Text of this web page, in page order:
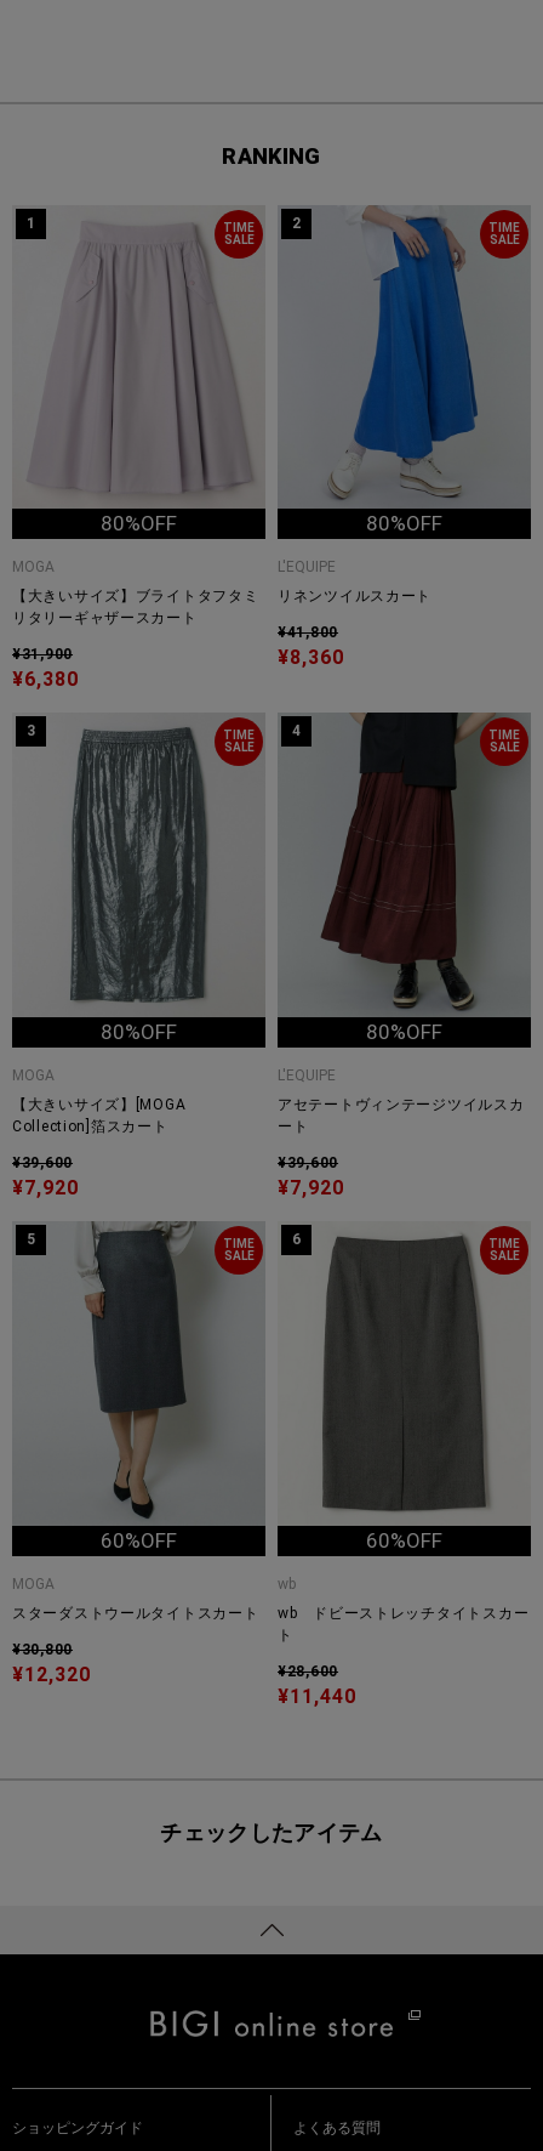
RANKING
TIME
SALE
1
80%OFF
MOGA
【大きいサイズ】ブライトタフタミ
リタリーギャザースカート
¥31,900
¥6,380
TIME
SALE
2
80%OFF
L'EQUIPE
リネンツイルスカート
¥41,800
¥8,360
TIME
SALE
3
80%OFF
MOGA
【大きいサイズ】[MOGA
Collection]箔スカート
¥39,600
¥7,920
TIME
SALE
4
80%OFF
L'EQUIPE
アセテートヴィンテージツイルスカ
ート
¥39,600
¥7,920
TIME
SALE
5
60%OFF
MOGA
スターダストウールタイトスカート
¥30,800
¥12,320
TIME
SALE
6
60%OFF
wb
wb ドビーストレッチタイトスカー
ト
¥28,600
¥11,440
チェックしたアイテム
ショッピングガイド よくある質問